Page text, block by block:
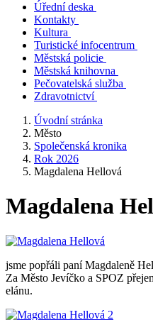
Úřední deska
Kontakty
Kultura
Turistické infocentrum
Městská policie
Městská knihovna
Pečovatelská služba
Zdravotnictví
Úvodní stránka
Město
Společenská kronika
Rok 2026
Magdalena Hellová
Magdalena
jsme popřáli paní Magdaleně
Za Město Jevíčko a SPOZ
elánu.